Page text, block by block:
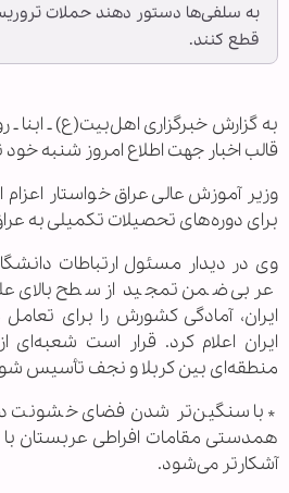
به سلفی‌ها دستور دهند حملات
قطع کنند.
به گزارش خبرگزاری اهل‌بیت(ع) ـ ابنا ـ
قالب اخبار جهت اطلاع امروز شنبه
وزیر آموزش عالی عراق خواستار اعزام
برای دوره‌های تحصیلات تکمیلی به
وی در دیدار مسئول ارتباطات
عربی ضمن تمجید از سطح بالای
ایران، آمادگی کشورش را برای
ایران اعلام کرد. قرار است شعبه‌ای
منطقه‌ای بین کربلا و نجف تأسیس
* با سنگین‌تر شدن فضای خشونت
همدستی مقامات افراطی عربستان
آشکارتر می‌شود.